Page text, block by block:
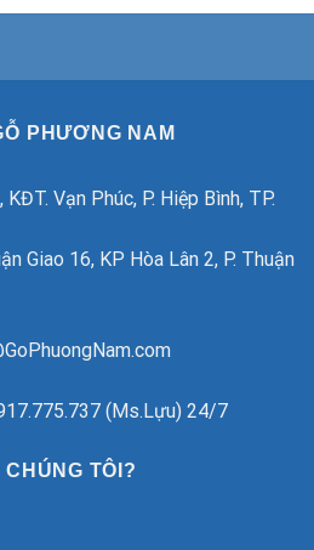
PHƯƠNG NAM
Vạn Phúc, P. Hiệp Bình, TP.
Giao 16, KP Hòa Lân 2, P. Thuận
(Ms.Lựu) 24/7
TÔI?